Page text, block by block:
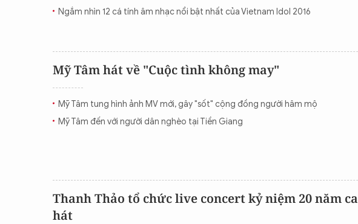
Ngắm nhìn 12 cá tính âm nhạc nổi bật nhất của Vietnam Idol 2016
Mỹ Tâm hát về "Cuộc tình không may"
Mỹ Tâm tung hình ảnh MV mới, gây "sốt" cộng đồng người hâm mộ
Mỹ Tâm đến với người dân nghèo tại Tiền Giang
Thanh Thảo tổ chức live concert kỷ niệm 20 năm ca
hát